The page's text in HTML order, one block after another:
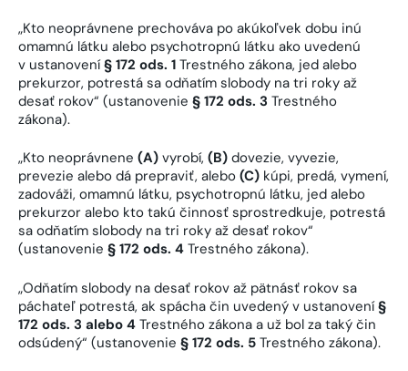
„Kto neoprávnene prechováva po akúkoľvek dobu inú
omamnú látku alebo psychotropnú látku ako uvedenú
v ustanovení§ 172 ods. 1 Trestného zákona, jed alebo
prekurzor, potrestá sa odňatím slobody na tri roky až
desať rokov“ (ustanovenie § 172 ods. 3 Trestného
zákona).
„Kto neoprávnene (A) vyrobí, (B) dovezie, vyvezie,
prevezie alebo dá prepraviť, alebo (C) kúpi, predá, vymení,
zadováži, omamnú látku, psychotropnú látku, jed alebo
prekurzor alebo kto takú činnosť sprostredkuje, potrestá
sa odňatím slobody na tri roky až desať rokov“
(ustanovenie § 172 ods. 4 Trestného zákona).
„Odňatím slobody na desať rokov až pätnásť rokov sa
páchateľ potrestá, ak spácha čin uvedený v ustanovení§
172 ods. 3 alebo 4 Trestného zákona a už bol za taký čin
odsúdený“ (ustanovenie § 172 ods. 5 Trestného zákona).